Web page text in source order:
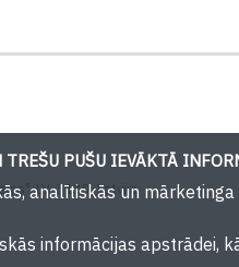
LV-3139, Latvija
PUŠU IEVĀKTĀ
analītiskās un
informācijas apstrādei,